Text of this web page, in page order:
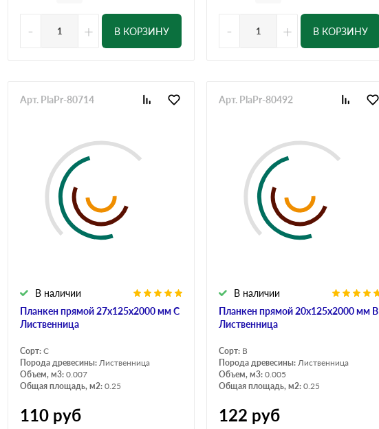
- + В КОРЗИНУ - + В КОРЗИНУ
Планкен прямой 27х125х2000 мм С
Лиственница
В наличии
Арт. PlaPr-80714
Сорт: С
Порода древесины: Лиственница
Объем, м3: 0.007
Общая площадь, м2: 0.25
110 руб
Планкен прямой 20х125х2000 мм В
Лиственница
В наличии
Арт. PlaPr-80492
Сорт: B
Порода древесины: Лиственница
Объем, м3: 0.005
Общая площадь, м2: 0.25
122 руб